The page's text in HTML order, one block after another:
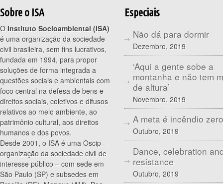
Sobre o ISA
O Instituto Socioambiental (ISA)
é uma organização da sociedade
civil brasileira, sem fins lucrativos,
fundada em 1994, para propor
soluções de forma integrada a
questões sociais e ambientais com
foco central na defesa de bens e
direitos sociais, coletivos e difusos
relativos ao meio ambiente, ao
patrimônio cultural, aos direitos
humanos e dos povos.
Desde 2001, o ISA é uma Oscip –
organização da sociedade civil de
interesse público – com sede em
São Paulo (SP) e subsedes em
Especiais
Não dá para dormir
Dezembro, 2019
‘Aqui a gente sobe a
montanha e não tem
de altura’
Novembro, 2019
A meta é incêndio zero
Outubro, 2019
Dance, celebration
resistance
Outubro, 2019